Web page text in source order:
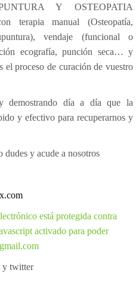
Y OSTEOPATIA
terapia manual (Osteopatía,
vendaje (funcional o
ecografía, punción seca… y
el proceso de curación de vuestro
demostrando día a día que la
y efectivo para recuperarnos y
dudes y acude a nosotros
está protegida contra
activado para poder
y twitter